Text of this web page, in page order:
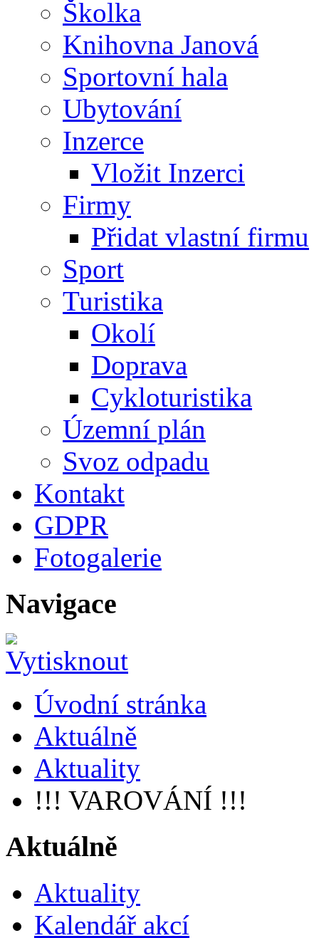
Školka
Knihovna Janová
Sportovní hala
Ubytování
Inzerce
Vložit Inzerci
Firmy
Přidat vlastní firmu
Sport
Turistika
Okolí
Doprava
Cykloturistika
Územní plán
Svoz odpadu
Kontakt
GDPR
Fotogalerie
Navigace
Úvodní stránka
Aktuálně
Aktuality
!!! VAROVÁNÍ !!!
Aktuálně
Aktuality
Kalendář akcí